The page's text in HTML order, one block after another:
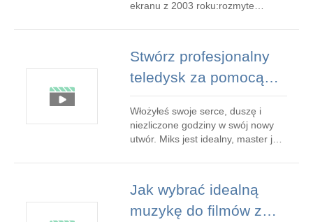
ekranu z 2003 roku:rozmyte
poszło nie tak? Krótka
odpowiedź:GIF to 35-letni format,
Stwórz profesjonalny
teledysk za pomocą
sztucznej inteligencji w
roku 2026:ostateczny
przewodnik
Włożyłeś swoje serce, duszę i
niezliczone godziny w swój nowy
utwór. Miks jest idealny, master jest
niekompletna. Aby się wyróżnić,
potrzebujesz teledysku. Tradycyjnie
Jak wybrać idealną
muzykę do filmów z